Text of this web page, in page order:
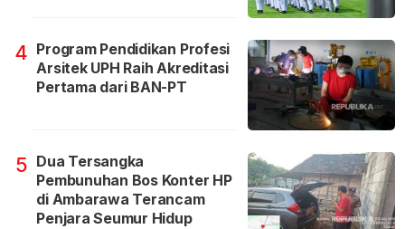
4 Program Pendidikan Profesi
Arsitek UPH Raih Akreditasi
Pertama dari BAN-PT
5 Dua Tersangka
Pembunuhan Bos Konter HP
di Ambarawa Terancam
Penjara Seumur Hidup